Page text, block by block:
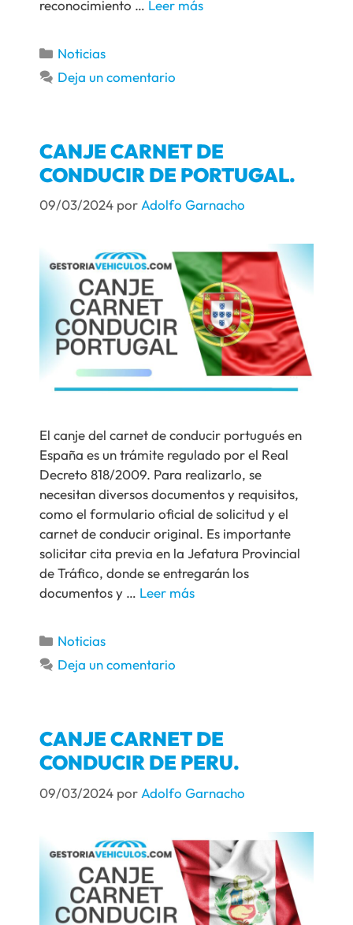
reconocimiento … Leer más
Noticias
Deja un comentario
CANJE CARNET DE
CONDUCIR DE PORTUGAL.
09/03/2024 porAdolfo Garnacho
El canje del carnet de conducir portugués en
España es un trámite regulado por el Real
Decreto 818/2009. Para realizarlo, se
necesitan diversos documentos y requisitos,
como el formulario oficial de solicitud y el
carnet de conducir original. Es importante
solicitar cita previa en la Jefatura Provincial
de Tráfico, donde se entregarán los
documentos y … Leer más
Noticias
Deja un comentario
CANJE CARNET DE
CONDUCIR DE PERU.
09/03/2024 por Adolfo Garnacho